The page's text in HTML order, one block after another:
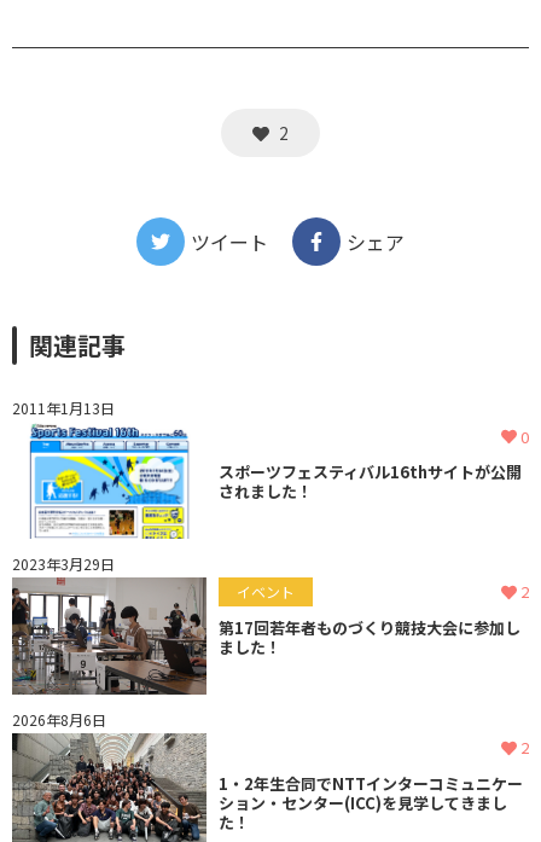
2
ツイート シェア
関連記事
2011年1月13日
0
スポーツフェスティバル16thサイトが公開
されました！
2023年3月29日
イベント
2
第17回若年者ものづくり競技大会に参加し
ました！
2026年8月6日
2
1・2年生合同でNTTインターコミュニケー
ション・センター(ICC)を見学してきまし
た！